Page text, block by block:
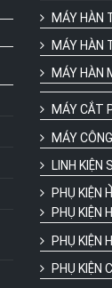
MÁY HÀN
MÁY HÀN
MÁY HÀN
MÁY CẮT
MÁY
LINH KIỆN
PHỤ KIỆN
PHỤ KIỆN
PHỤ KIỆN
PHỤ KIỆN